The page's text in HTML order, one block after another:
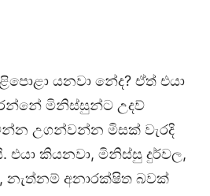
යනවා නේද? ඒත් එයා
මිනිස්සුන්ට උදව්
උගන්වන්න මිසක් වැරදි
එයා කියනවා, මිනිස්සු දුර්වල,
නැත්නම් අනාරක්ෂිත බවක්